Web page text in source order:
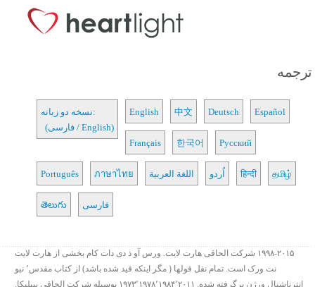
ترجمه
نسخه دو زبانه:
(فارسی / English)
English 中文 Deutsch Español
Français 한국어 Русский
Português ภาษาไทย اللغة العربية اُردو हिन्दी தமிழ்
తెలుగు فارسی
۱۹۹۸-۲۰۱۵ شرکت الحاقی هارت لایت. ورس آو ذ دی دات کام بخشی از هارت لایت
نت ورک است. تمام نقل قولها ( مگر اینکه قید شده باشد) از کتاب مقدس٬ نیو
انترناشنال ورژن برگرفته شده. ۱۹۷۳٬۱۹۷۸٬۱۹۸۴٬۲۰۱۱ بوسیله شرکت الحاقی بیبلیکا.